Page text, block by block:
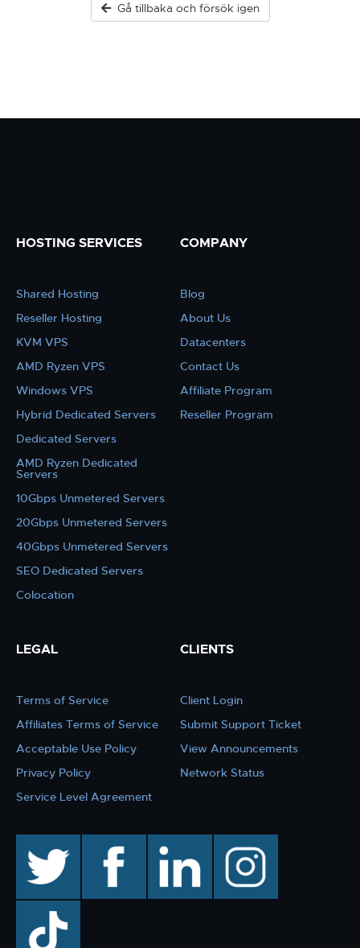
Gå tillbaka och försök igen
HOSTING SERVICES
Shared Hosting
Reseller Hosting
KVM VPS
AMD Ryzen VPS
Windows VPS
Hybrid Dedicated Servers
Dedicated Servers
AMD Ryzen Dedicated
Servers
10Gbps Unmetered Servers
20Gbps Unmetered Servers
40Gbps Unmetered Servers
SEO Dedicated Servers
Colocation
COMPANY
Blog
About Us
Datacenters
Contact Us
Affiliate Program
Reseller Program
LEGAL
Terms of Service
Affiliates Terms of Service
Acceptable Use Policy
Privacy Policy
Service Level Agreement
CLIENTS
Client Login
Submit Support Ticket
View Announcements
Network Status
facebook linkedin instagram
TikTok